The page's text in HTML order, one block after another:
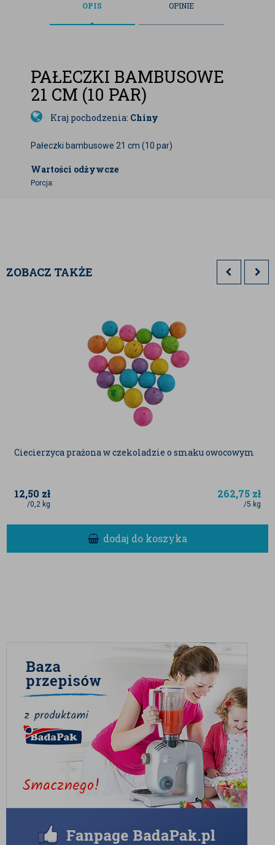
OPIS OPINIE
PAŁECZKI BAMBUSOWE
21 CM (10 PAR)
Kraj pochodzenia: Chiny
Pałeczki bambusowe 21 cm (10 par)
Wartości odżywcze
Porcja:
ZOBACZ TAKŻE
Ciecierzyca prażona w czekoladzie o smaku owocowym
12,50 zł
/0,2 kg
262,75 zł
/5 kg
dodaj do koszyka